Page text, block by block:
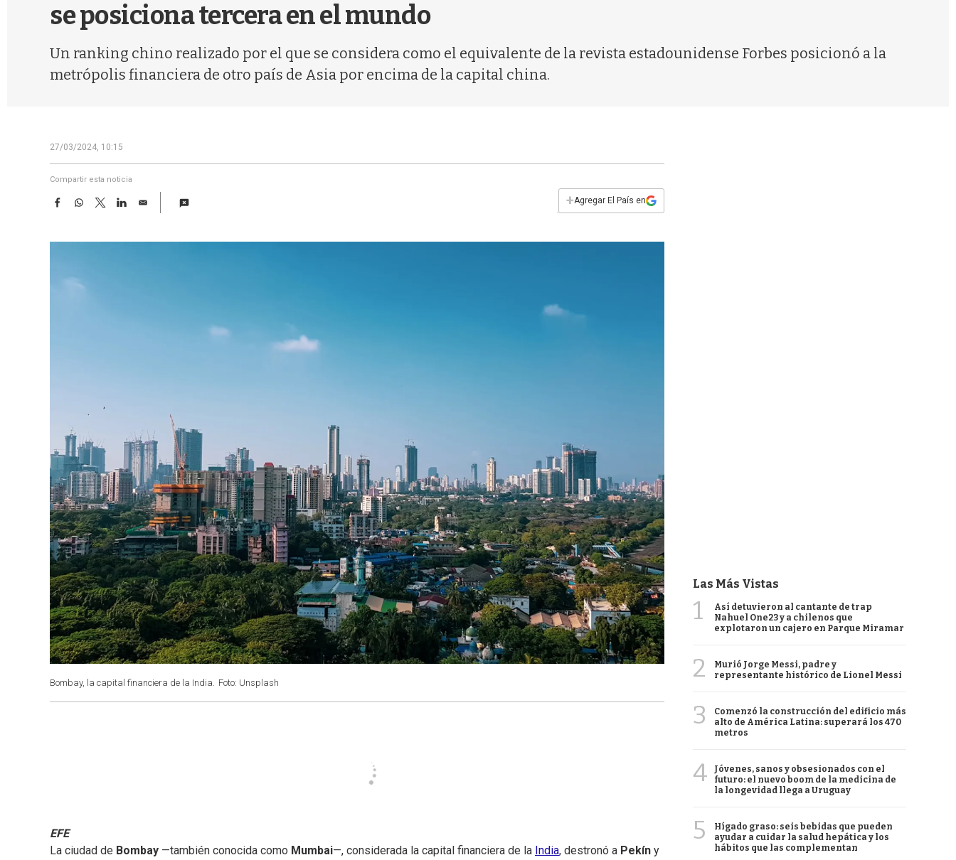
se posiciona tercera en el mundo
Un ranking chino realizado por el que se considera como el equivalente de la revista estadounidense Forbes posicionó a la
metrópolis financiera de otro país de Asia por encima de la capital china.
27/03/2024, 10:15
Compartir esta noticia
F
e
W
t
p
T
w
t
L
k
E
i
+Agregar El País en
Bombay, la capital financiera de la India. Foto: Unsplash
EFE
La ciudad de Bombay —también conocida como Mumbai—, considerada la capital financiera de la India, destronó a Pekín y
Las Más Vistas
1
Así detuvieron al cantante de trap
Nahuel One23 y a chilenos que
explotaron un cajero en Parque Miramar
2
Murió Jorge Messi, padre y
representante histórico de Lionel Messi
3
Comenzó la construcción del edificio más
alto de América Latina: superará los 470
metros
4
Jóvenes, sanos y obsesionados con el
futuro: el nuevo boom de la medicina de
la longevidad llega a Uruguay
5
Hígado graso: seis bebidas que pueden
ayudar a cuidar la salud hepática y los
hábitos que las complementan